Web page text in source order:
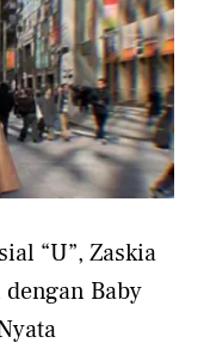
“U”, Zaskia
Baby